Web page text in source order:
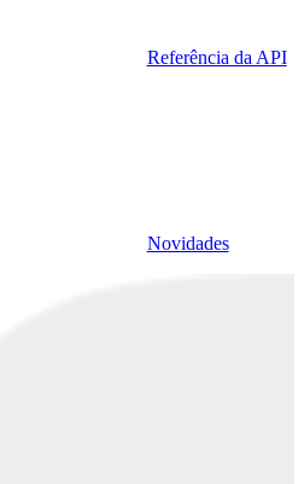
Referência da API
Novidades